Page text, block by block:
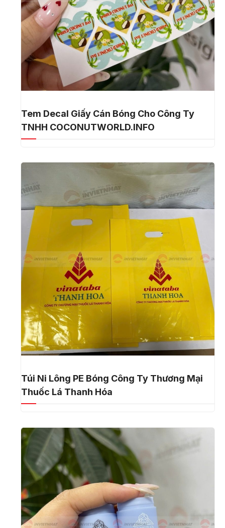
Tem Decal Giấy Cán Bóng Cho Công Ty
TNHH COCONUTWORLD.INFO
Túi Ni Lông PE Bóng Công Ty Thương Mại
Thuốc Lá Thanh Hóa